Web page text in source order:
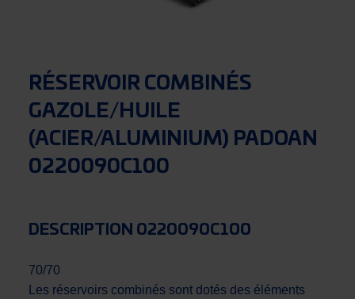
RÉSERVOIR COMBINÉS
GAZOLE/HUILE
(ACIER/ALUMINIUM) PADOAN
0220090C100
DESCRIPTION 0220090C100
70/70
Les réservoirs combinés sont dotés des éléments